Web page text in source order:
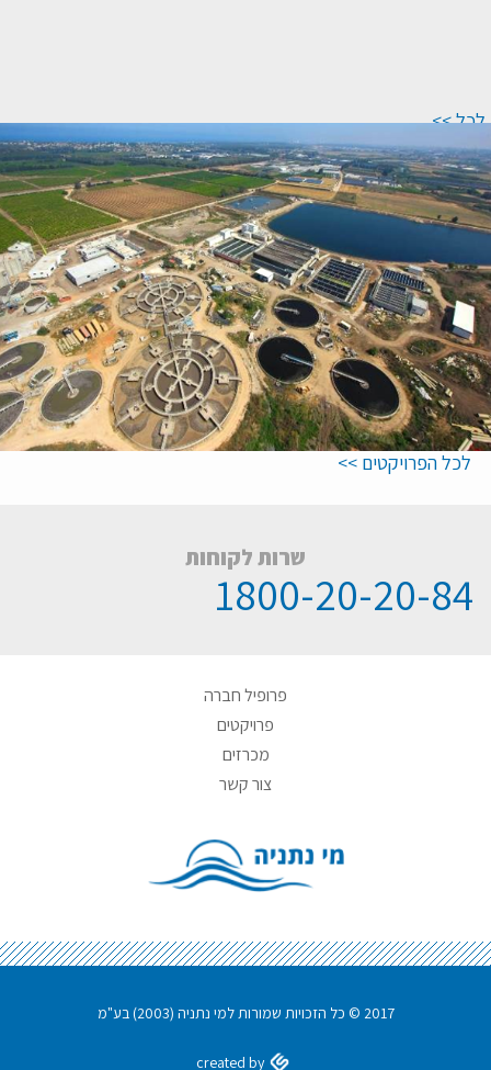
<< לכל
החדשות
לכל הפרויקטים >>
שרות לקוחות
1800-20-20-84
פרופיל חברה
פרויקטים
מכרזים
צור קשר
2017 © כל הזכויות שמורות למי נתניה (2003) בע"מ
created by